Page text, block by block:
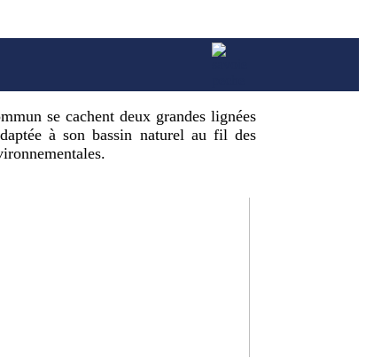
se cachent deux grandes lignées
à son bassin naturel au fil des